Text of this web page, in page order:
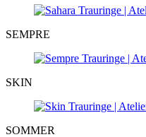
SEMPRE
SKIN
SOMMER